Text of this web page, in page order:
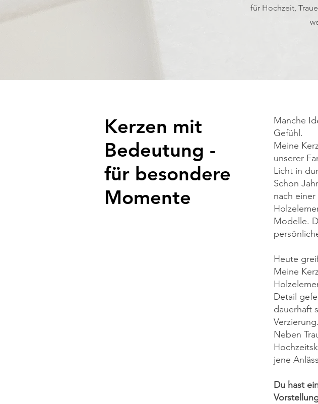
für Hochzeit,
Kerzen mit
Bedeutung -
für besondere
Momente
Manche
Gefühl.
Meine
unserer
Licht in
Schon
nach
Modelle.
Heute
Meine
Detail
dauerhaft
Neben
jene
Du hast